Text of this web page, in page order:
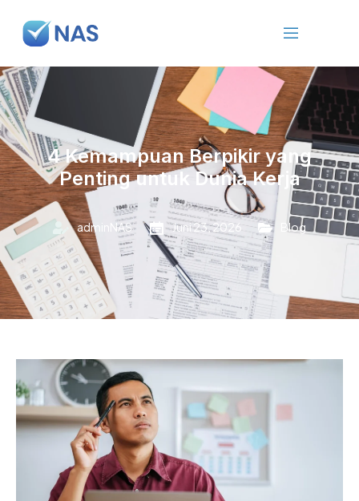
4 Kemampuan Berpikir yang
Penting untuk Dunia Kerja
adminNAS Juni 23, 2026 Blog